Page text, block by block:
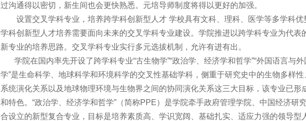
过沟通得以密切，新生间也会更快熟悉。元培导师制度将得以更好的加强。
设置交叉学科专业，培养跨学科创新型人才 学校具有文科、理科、医学等多学科优
学科创新型人才培养需要面向未来的交叉学科专业建设。学院推进以跨学科专业为代表
新专业的培养思路。交叉学科专业实行多元选拔机制，允许有进有出。
学院在国内率先开设了跨学科专业“古生物学”“政治学、经济学和哲学”“外国语言与外
学”是生命科学、地球科学和环境科学的交叉性基础学科，侧重于研究史中的生物多样
系统演化关系以及地球物理环境与生物界之间的协同演化关系这三大目标，该专业已形
和特色。“政治学、经济学和哲学”（简称PPE）是学院牵手政府管理学院、中国经济研
合设立的新型复合专业，目标是培养素质高、学识宽阔、基础扎实、适应力强的领导型